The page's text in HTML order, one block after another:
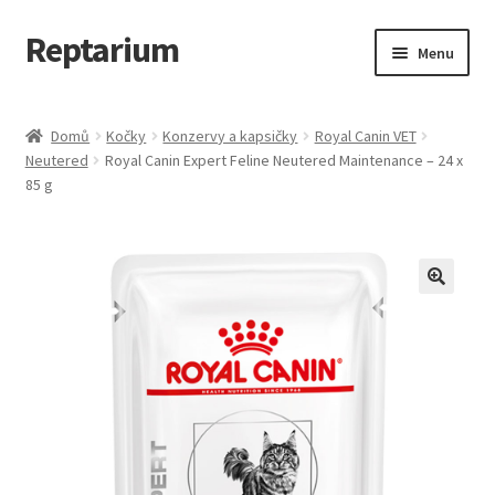
Přeskočit
na
Přejít
k
webu
Reptarium Menu
Košík
Domů Kočky Konzervy a kapsičky
Royal Canin VET
Neutered
Royal Canin Expert Feline Neutered Maintenance – 24 x
85 g